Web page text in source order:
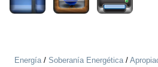
Energía/ Soberanía Energética/